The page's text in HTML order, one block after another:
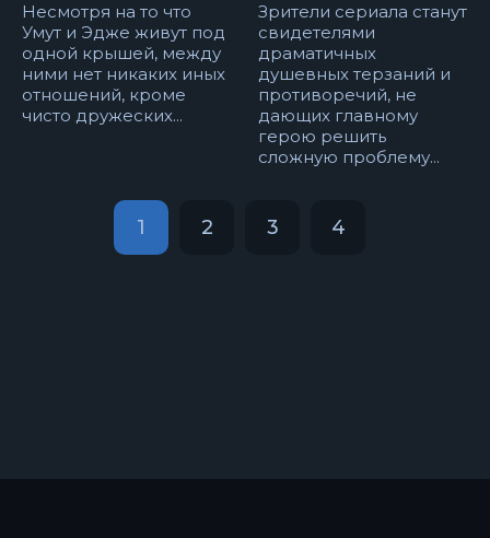
Несмотря на то что
Умут и Эдже живут под
одной крышей, между
ними нет никаких иных
отношений, кроме
чисто дружеских...
Зрители сериала станут
свидетелями
драматичных
душевных терзаний и
противоречий, не
дающих главному
герою решить
сложную проблему...
1 2 3 4